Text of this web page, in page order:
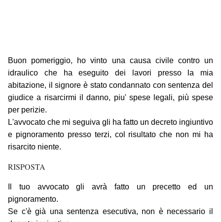
Buon pomeriggio, ho vinto una causa civile contro un
idraulico che ha eseguito dei lavori presso la mia
abitazione, il signore è stato condannato con sentenza del
giudice a risarcirmi il danno, piu' spese legali, più spese
per perizie.
L'avvocato che mi seguiva gli ha fatto un decreto ingiuntivo
e pignoramento presso terzi, col risultato che non mi ha
risarcito niente.
RISPOSTA
Il tuo avvocato gli avrà fatto un precetto ed un
pignoramento.
Se c'è già una sentenza esecutiva, non è necessario il